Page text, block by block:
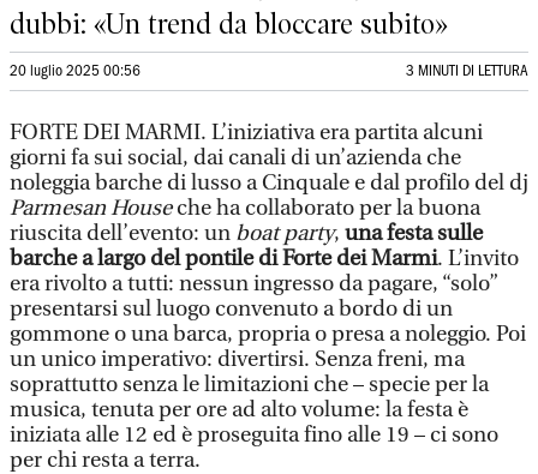
dubbi: «Un trend da bloccare subito»
20 luglio 2025 00:56 3 MINUTI DI LETTURA
FORTE DEI MARMI. L’iniziativa era partita alcuni
giorni fa sui social, dai canali di un’azienda che
noleggia barche di lusso a Cinquale e dal profilo del dj
Parmesan Houseche ha collaborato per la buona
riuscita dell’evento: un boat party, una festa sulle
barche a largo del pontile di Forte dei Marmi. L’invito
era rivolto a tutti: nessun ingresso da pagare, “solo”
presentarsi sul luogo convenuto a bordo di un
gommone o una barca, propria o presa a noleggio. Poi
un unico imperativo: divertirsi. Senza freni, ma
soprattutto senza le limitazioni che – specie per la
musica, tenuta per ore ad alto volume: la festa è
iniziata alle 12 ed è proseguita fino alle 19 – ci sono
per chi resta a terra.